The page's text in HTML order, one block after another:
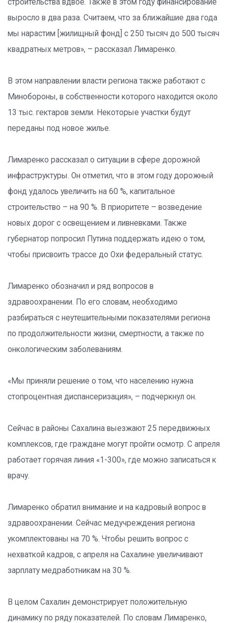
строительства вдвое. Также в этом году финансирование
выросло в два раза. Считаем, что за ближайшие два года
мы нарастим [жилищный фонд] с 250 тысяч до 500 тысяч
квадратных метров», – рассказал Лимаренко.
В этом направлении власти региона также работают с
Минобороны, в собственности которого находится около
13 тыс. гектаров земли. Некоторые участки будут
переданы под новое жилье.
Лимаренко рассказал о ситуации в сфере дорожной
инфраструктуры. Он отметил, что в этом году дорожный
фонд удалось увеличить на 60 %, капитальное
строительство – на 90 %. В приоритете – возведение
новых дорог с освещением и ливневками. Также
губернатор попросил Путина поддержать идею о том,
чтобы присвоить трассе до Охи федеральный статус.
Лимаренко обозначил и ряд вопросов в
здравоохранении. По его словам, необходимо
разбираться с неутешительными показателями региона
по продолжительности жизни, смертности, а также по
онкологическим заболеваниям.
«Мы приняли решение о том, что населению нужна
стопроцентная диспансеризация», – подчеркнул он.
Сейчас в районы Сахалина выезжают 25 передвижных
комплексов, где граждане могут пройти осмотр. С апреля
работает горячая линия «1-300», где можно записаться к
врачу.
Лимаренко обратил внимание и на кадровый вопрос в
здравоохранении. Сейчас медучреждения региона
укомплектованы на 70 %. Чтобы решить вопрос с
нехваткой кадров, с апреля на Сахалине увеличивают
зарплату медработникам на 30 %.
В целом Сахалин демонстрирует положительную
динамику по ряду показателей. По словам Лимаренко,